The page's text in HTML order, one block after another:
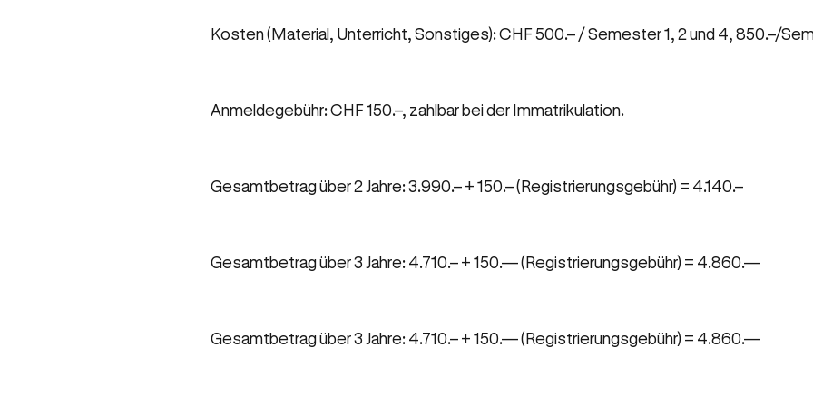
Kosten (Material, Unterricht, Sonstiges): CHF 500.– / Semester 1, 2 und 4, 850.–/
Anmeldegebühr: CHF 150.–, zahlbar bei der Immatrikulation.
Gesamtbetrag über 2 Jahre: 3.990.– + 150.– (Registrierungsgebühr) = 4.140.–
Gesamtbetrag über 3 Jahre: 4.710.– + 150.— (Registrierungsgebühr) = 4.860.—
Gesamtbetrag über 3 Jahre: 4.710.– + 150.— (Registrierungsgebühr) = 4.860.—